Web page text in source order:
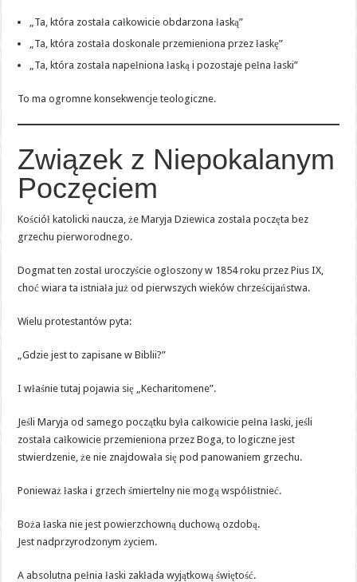
„Ta, która została całkowicie obdarzona łaską”
„Ta, która została doskonale przemieniona przez łaskę”
„Ta, która została napełniona łaską i pozostaje pełna łaski”
To ma ogromne konsekwencje teologiczne.
Związek z Niepokalanym
Poczęciem
Kościół katolicki naucza, że Maryja Dziewica została poczęta bez
grzechu pierworodnego.
Dogmat ten został uroczyście ogłoszony w 1854 roku przez Pius IX,
choć wiara ta istniała już od pierwszych wieków chrześcijaństwa.
Wielu protestantów pyta:
„Gdzie jest to zapisane w Biblii?”
I właśnie tutaj pojawia się „Kecharitomene”.
Jeśli Maryja od samego początku była całkowicie pełna łaski, jeśli
została całkowicie przemieniona przez Boga, to logiczne jest
stwierdzenie, że nie znajdowała się pod panowaniem grzechu.
Ponieważ łaska i grzech śmiertelny nie mogą współistnieć.
Boża łaska nie jest powierzchowną duchową ozdobą.
Jest nadprzyrodzonym życiem.
A absolutna pełnia łaski zakłada wyjątkową świętość.